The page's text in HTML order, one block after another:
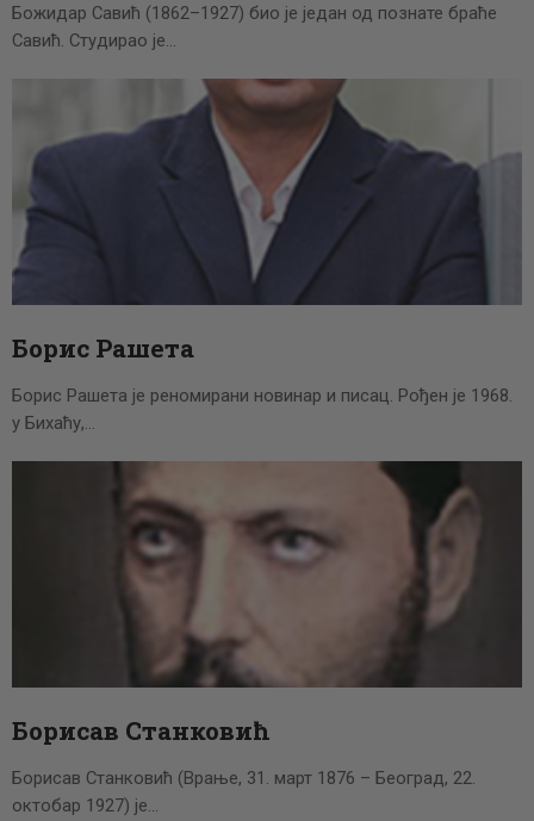
Божидар Савић (1862–1927) био је један од познате браће
Савић. Студирао је…
Борис Рашета
Борис Рашета је реномирани новинар и писац. Рођен је 1968.
у Бихаћу,…
Борисав Станковић
Борисав Станковић (Врање, 31. март 1876 – Београд, 22.
октобар 1927) је…